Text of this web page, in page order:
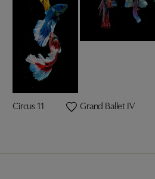
Circus 11 Grand Ballet IV